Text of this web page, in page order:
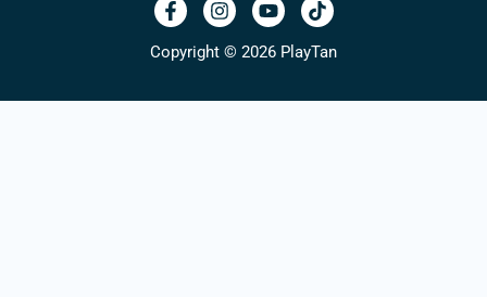
Copyright © 2026 PlayTan